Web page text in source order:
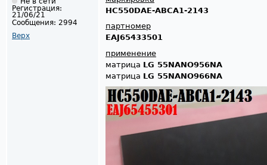
Регистрация:
21/06/21
Сообщения: 2994
Верх
HC550DAE-ABCA1-2143
партномер
EAJ65433501
применение
матрица LG 55NANO956NA
матрица LG 55NANO966NA